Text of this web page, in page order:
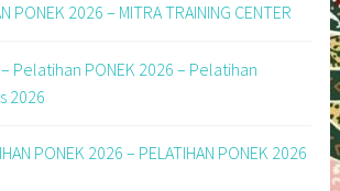
PONEK 2026 – MITRA TRAINING CENTER
Pelatihan PONEK 2026 – Pelatihan
2026
PONEK 2026 – PELATIHAN PONEK 2026